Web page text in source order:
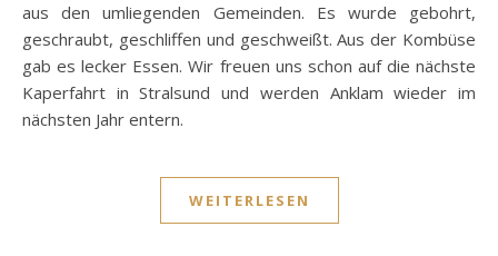
aus den umliegenden Gemeinden. Es wurde gebohrt,
geschraubt, geschliffen und geschweißt. Aus der Kombüse
gab es lecker Essen. Wir freuen uns schon auf die nächste
Kaperfahrt in Stralsund und werden Anklam wieder im
nächsten Jahr entern.
WEITERLESEN